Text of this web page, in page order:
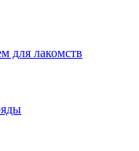
для лакомств